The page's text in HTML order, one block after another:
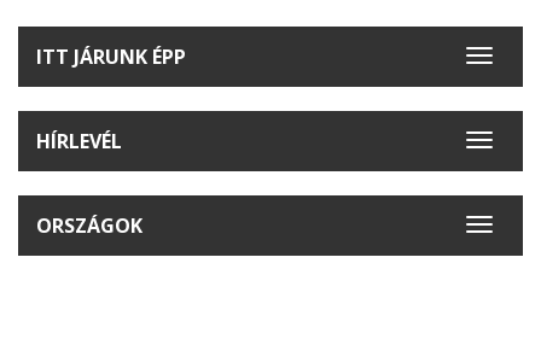
Toggle
ITT JÁRUNK ÉPP
Toggle
HÍRLEVÉL
Toggle
ORSZÁGOK